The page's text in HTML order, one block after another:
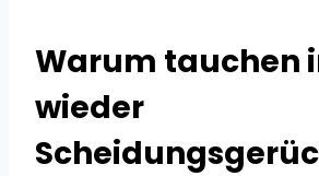
Warum tauchen
wieder